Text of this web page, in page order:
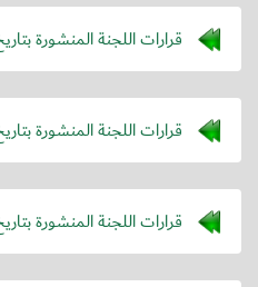
قرارات اللجنة المنشورة
قرارات اللجنة المنشورة
قرارات اللجنة المنشورة